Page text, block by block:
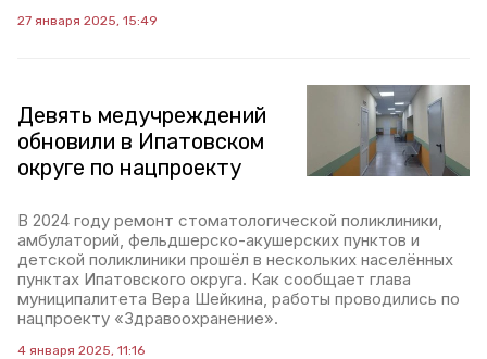
27 января 2025, 15:49
Девять медучреждений
обновили в Ипатовском
округе по нацпроекту
В 2024 году ремонт стоматологической поликлиники,
амбулаторий, фельдшерско-акушерских пунктов и
детской поликлиники прошёл в нескольких населённых
пунктах Ипатовского округа. Как сообщает глава
муниципалитета Вера Шейкина, работы проводились по
нацпроекту «Здравоохранение».
4 января 2025, 11:16